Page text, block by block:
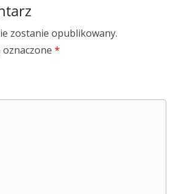
zostanie opublikowany.
*